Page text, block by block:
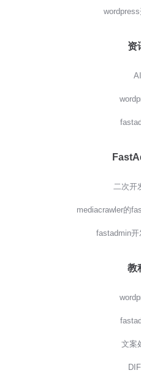
资
AI
二次开
mediacrawler的
fastadmin
教
文案